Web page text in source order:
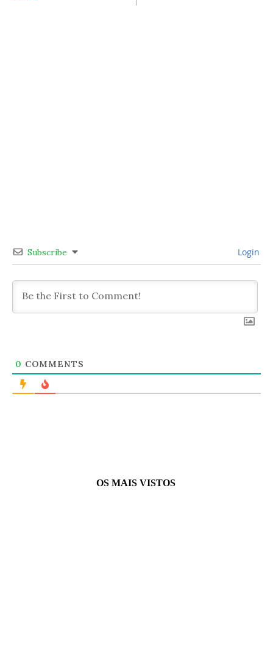
Subscribe Login
0 COMMENTS
OS MAIS VISTOS